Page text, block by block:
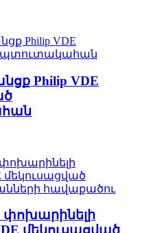
Philip VDE
փոխարինելի